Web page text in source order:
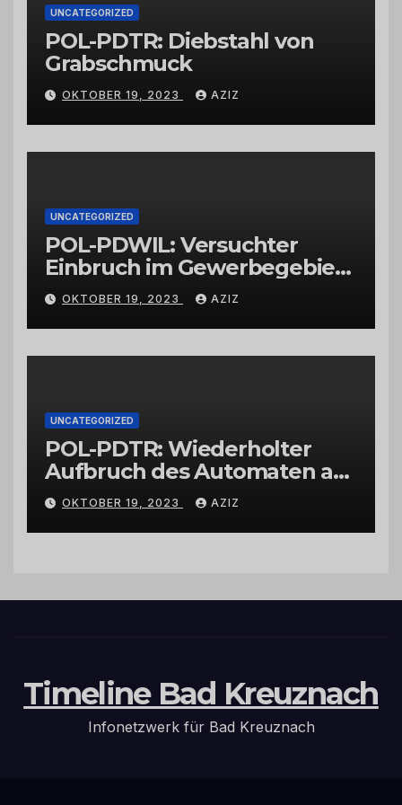
UNCATEGORIZED
POL-PDTR: Diebstahl von
Grabschmuck
OKTOBER 19, 2023 AZIZ
UNCATEGORIZED
POL-PDWIL: Versuchter
Einbruch im Gewerbegebiet
Wittlich
OKTOBER 19, 2023 AZIZ
UNCATEGORIZED
POL-PDTR: Wiederholter
Aufbruch des Automaten am
Wohnmobilstellplatz in
Hermeskeil am Labachweg
OKTOBER 19, 2023 AZIZ
Timeline Bad Kreuznach
Infonetzwerk für Bad Kreuznach